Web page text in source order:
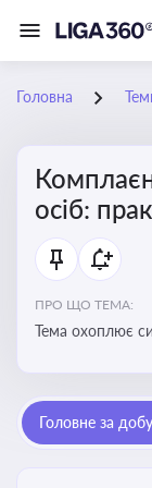
Головна
осіб:
ПРО ЩО ТЕМА:
Тема охоплює
Головне за